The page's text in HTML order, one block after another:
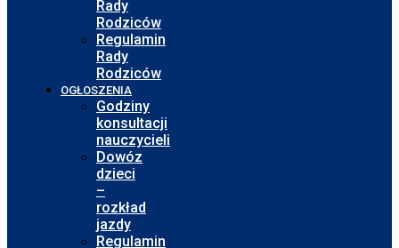
Rady
Rodziców
Regulamin
Rady
Rodziców
OGŁOSZENIA
Godziny
konsultacji
nauczycieli
Dowóz
dzieci
–
rozkład
jazdy
Regulamin